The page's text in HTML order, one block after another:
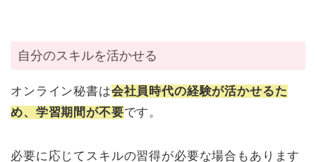
自分のスキルを活かせる
オンライン秘書は会社員時代の経験が活かせるた
め、学習期間が不要です。
必要に応じてスキルの習得が必要な場合もあります